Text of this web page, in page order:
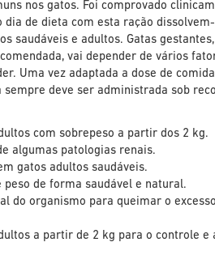
nos gatos. Foi comprovado
dia de dieta com esta ração
saudáveis e adultos. Gatas
vai depender de vários
Uma vez adaptada a dose de
deve ser administrada sob
com sobrepeso a partir dos 2 kg.
algumas patologias renais.
gatos adultos saudáveis.
de forma saudável e natural.
do organismo para queimar o
a partir de 2 kg para o controle